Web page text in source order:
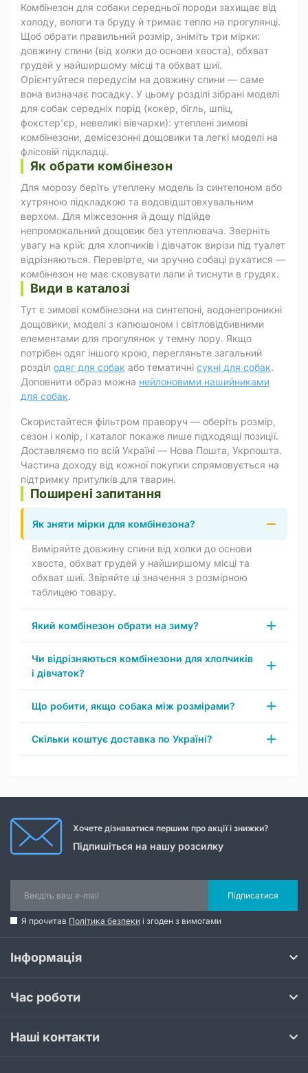
Комбінезон для собаки середньої породи захищає від
холоду, вологи та бруду й тримає тепло на прогулянці.
Щоб обрати правильний розмір, зніміть три мірки:
довжину спини (від холки до основи хвоста), обхват
грудей у найширшому місці та обхват шиї.
Орієнтуйтеся передусім на довжину спини — саме
вона визначає посадку. У цьому розділі зібрані моделі
для собак середніх порід (кокер, бігль, шпіц,
фокстер'єр, невеликі вівчарки): утеплені зимові
комбінезони, демісезонні дощовики та легкі моделі на
флісовій підкладці.
Як обрати комбінезон
Для морозу беріть утеплену модель із синтепоном або
хутряною підкладкою та водовідштовхувальним
верхом. Для міжсезоння й дощу підійде
непромокальний дощовик без утеплювача. Зверніть
увагу на крій: для хлопчиків і дівчаток вирізи під туалет
відрізняються. Перевірте, чи зручно собаці рухатися —
комбінезон не має сковувати лапи й тиснути в грудях.
Види в каталозі
Тут є зимові комбінезони на синтепоні, водонепроникні
дощовики, моделі з капюшоном і світловідбивними
елементами для прогулянок у темну пору. Якщо
потрібен одяг іншого крою, перегляньте загальний
розділ одяг для собак або тематичні сукні для собак.
Доповнити образ можна нейлоновими нашийниками
для собак.
Скористайтеся фільтром праворуч — оберіть розмір,
сезон і колір, і каталог покаже лише підходящі позиції.
Доставляємо по всій Україні — Нова Пошта, Укрпошта.
Частина доходу від кожної покупки спрямовується на
підтримку притулків для тварин.
Поширені запитання
Як зняти мірки для комбінезона?
Виміряйте довжину спини від холки до основи
хвоста, обхват грудей у найширшому місці та
обхват шиї. Звіряйте ці значення з розмірною
таблицею товару.
Який комбінезон обрати на зиму?
Чи відрізняються комбінезони для хлопчиків
і дівчаток?
Що робити, якщо собака між розмірами?
Скільки коштує доставка по Україні?
Хочете дізнаватися першим про акції і знижки?
Підпишіться на нашу розсилку
Підписатися
Я прочитав Політика безпеки і згоден з вимогами
Інформація
Час роботи
Наші контакти